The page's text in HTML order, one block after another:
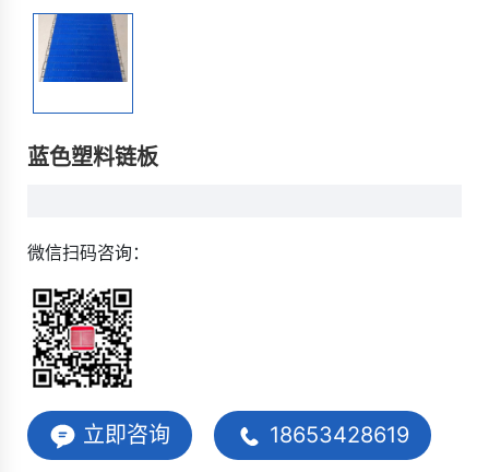
蓝色塑料链板
微信扫码咨询：
立即咨询 18653428619